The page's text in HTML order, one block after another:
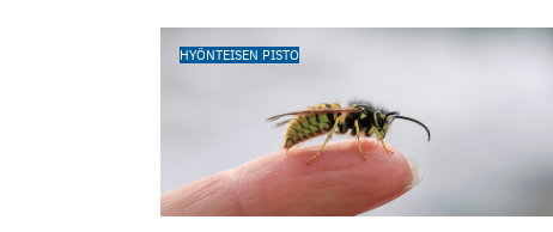
HYÖNTEISEN PISTO